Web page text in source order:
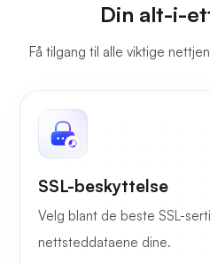
Din alt-i-
Få tilgang til alle viktige
SSL-beskyttelse
Velg blant de beste SSL-
nettsteddataene dine.